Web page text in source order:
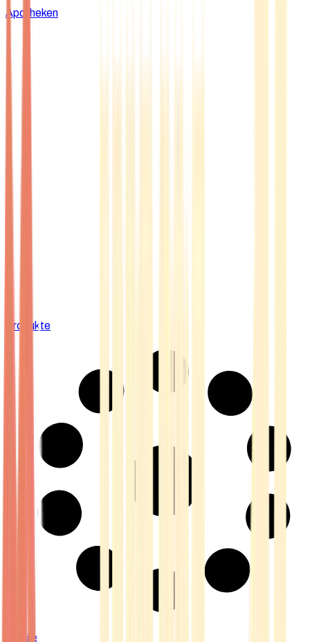
Apotheken
Produkte
Strains